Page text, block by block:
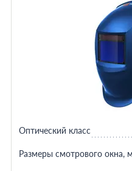
Оптический класс
Размеры смотрового окна,